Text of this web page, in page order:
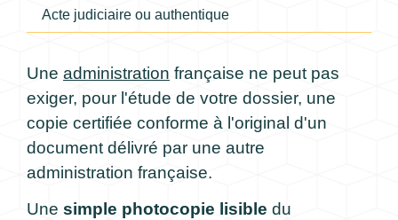
Acte judiciaire ou authentique
Une administration française ne peut pas
exiger, pour l'étude de votre dossier, une
copie certifiée conforme à l'original d'un
document délivré par une autre
administration française.
Une simple photocopie lisible du